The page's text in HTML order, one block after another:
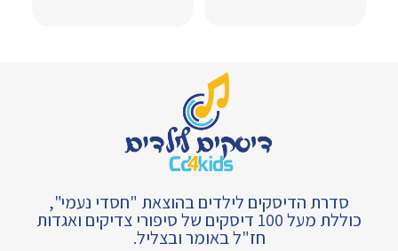
סדרת הדיסקים לילדים בהוצאת "חסדי נעמי",
כוללת מעל 100 דיסקים של סיפורי צדיקים ואגדות
חז"ל באומר ובצליל.